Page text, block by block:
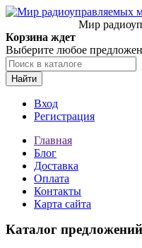
Мир
Корзина ждет
Выберите любое
Найти
Вход
Регистрация
Главная
Блог
Доставка
Оплата
Контакты
Карта сайта
Каталог предложений